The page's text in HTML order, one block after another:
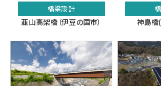
橋梁設計
韮山高架橋（伊豆の国市） 神島橋